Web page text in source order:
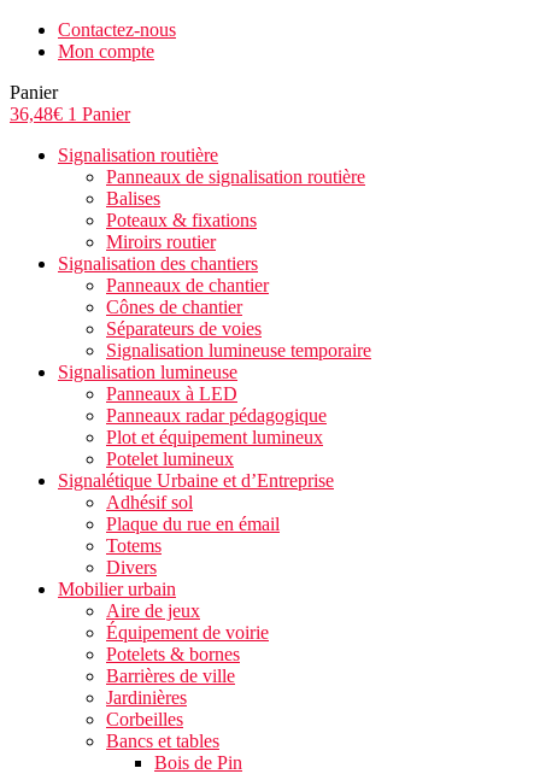
Contactez-nous
Mon compte
Panier
36,48€ 1 Panier
Signalisation routière
Panneaux de signalisation routière
Balises
Poteaux & fixations
Miroirs routier
Signalisation des chantiers
Panneaux de chantier
Cônes de chantier
Séparateurs de voies
Signalisation lumineuse temporaire
Signalisation lumineuse
Panneaux à LED
Panneaux radar pédagogique
Plot et équipement lumineux
Potelet lumineux
Signalétique Urbaine et d’Entreprise
Adhésif sol
Plaque du rue en émail
Totems
Divers
Mobilier urbain
Aire de jeux
Équipement de voirie
Potelets & bornes
Barrières de ville
Jardinières
Corbeilles
Bancs et tables
Bois de Pin